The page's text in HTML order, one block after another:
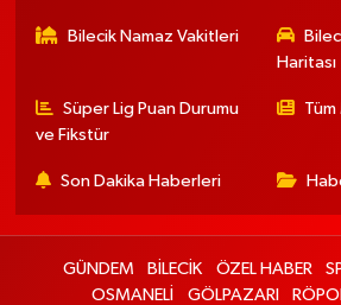
Bilecik Namaz Vakitleri
Haritası
Süper Lig Puan Durumu
ve Fikstür
Son Dakika Haberleri
GÜNDEM BİLECİK ÖZEL HABER
OSMANELİ
GÖLPAZARI